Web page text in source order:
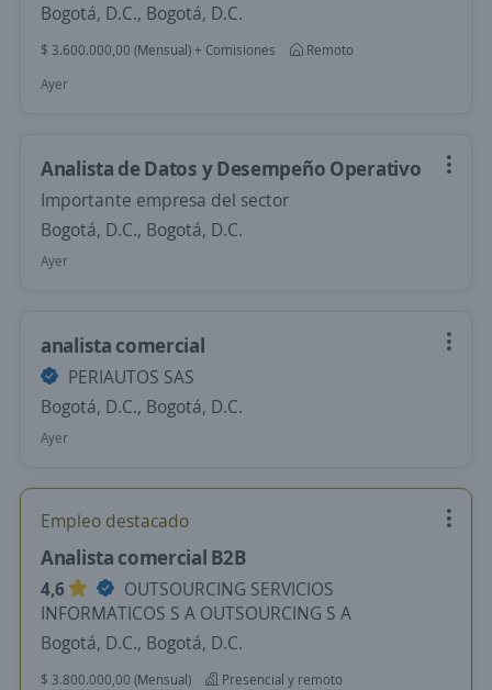
Bogotá, D.C., Bogotá, D.C.
$ 3.600.000,00 (Mensual) + Comisiones
Remoto
Ayer
Analista de Datos y Desempeño Operativo
Importante empresa del sector
Bogotá, D.C., Bogotá, D.C.
Ayer
analista comercial
PERIAUTOS SAS
Bogotá, D.C., Bogotá, D.C.
Ayer
Empleo destacado
Analista comercial B2B
4,6
OUTSOURCING SERVICIOS
INFORMATICOS S A OUTSOURCING S A
Bogotá, D.C., Bogotá, D.C.
$ 3.800.000,00 (Mensual)
Presencial y remoto